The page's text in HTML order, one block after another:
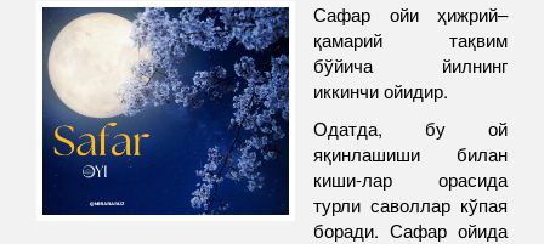
Сафар ойи ҳижрий–
қамарий тақвим
бўйича йилнинг
иккинчи ойидир.
Одатда, бу ой
яқинлашиши билан
киши-лар орасида
турли саволлар кўпая
боради. Сафар ойида